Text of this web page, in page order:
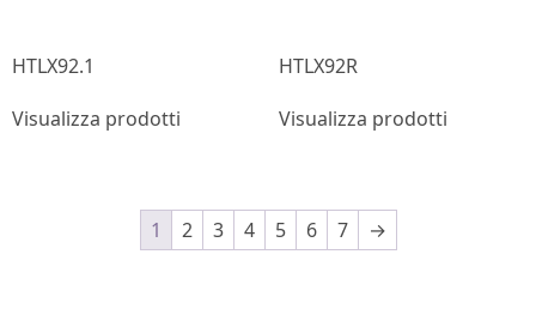
HTLX92.1
Visualizza prodotti
HTLX92R
Visualizza prodotti
1 2 3 4 5 6 7 →